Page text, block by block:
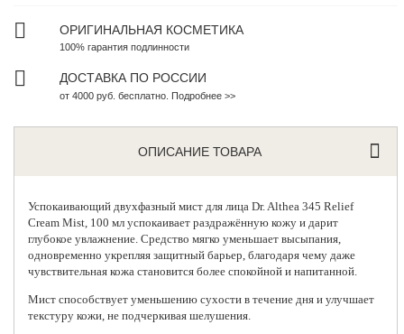
ОРИГИНАЛЬНАЯ КОСМЕТИКА
100% гарантия подлинности
ДОСТАВКА ПО РОССИИ
от 4000 руб. бесплатно. Подробнее >>
ОПИСАНИЕ ТОВАРА
Успокаивающий двухфазный мист для лицаDr. Althea 345 Relief
Cream Mist, 100 мл успокаивает раздражённую кожу и дарит
глубокое увлажнение. Средство мягко уменьшает высыпания,
одновременно укрепляя защитный барьер, благодаря чему даже
чувствительная кожа становится более спокойной и напитанной.
Мист способствует уменьшению сухости в течение дня и улучшает
текстуру кожи, не подчеркивая шелушения.